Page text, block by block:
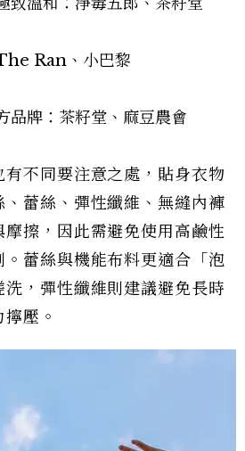
Ran、小巴黎
品牌：茶籽堂、麻豆農會
不同要注意之處，貼身衣物
蕾絲、彈性纖維、無縫內褲
擦，因此需避免使用高鹼性
蕾絲與機能布料更適合「泡
洗，彈性纖維則建議避免長時
壓。